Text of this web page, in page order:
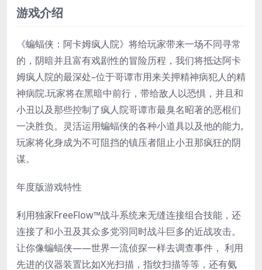
游戏介绍
《蝙蝠侠：阿卡姆疯人院》将给玩家带来一场不同寻常
的，阴暗并且富有戏剧性的冒险历程，我们将抵达阿卡
姆疯人院的最深处–位于哥谭市用来关押精神病犯人的精
神病院.玩家将在黑暗中前行，带给敌人以恐惧，并且和
小丑以及那些控制了疯人院哥谭市最臭名昭著的恶棍们
一决胜负。灵活运用蝙蝠侠的各种小道具以及他的能力,
玩家将化身成为不可阻挡的镇压者阻止小丑那疯狂的阴
谋。
年度版游戏特性
利用独家FreeFlow™战斗系统来无缝连接组合技能，还
连接了和小丑及其众多党羽同时战斗巨多的近战攻击。
让你像蝙蝠侠——世界一流侦探一样去调查事件， 利用
先进的仪器装置比如X光扫描，指纹扫描等等，还有氨